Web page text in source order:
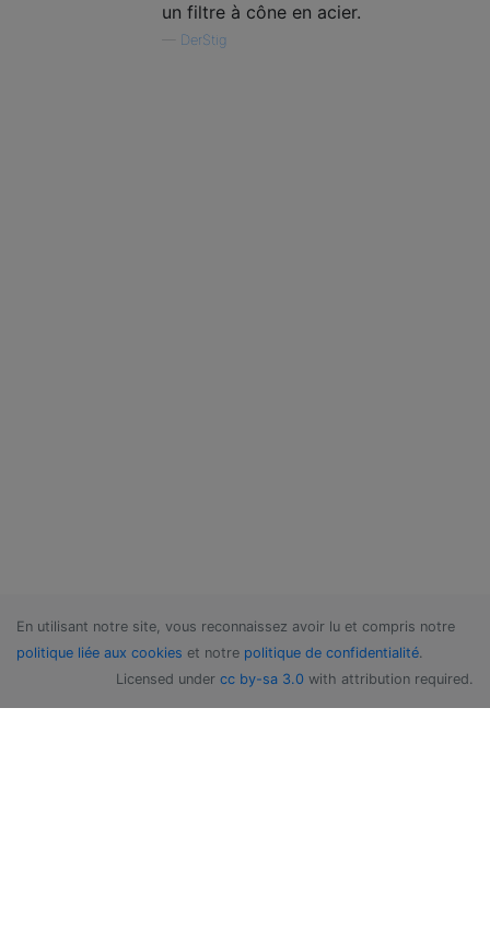
un filtre à cône en acier.
DerStig
En utilisant notre site, vous reconnaissez avoir lu et compris notre
politique liée aux cookies et notre politique de confidentialité.
Licensed under cc by-sa 3.0 with attribution required.